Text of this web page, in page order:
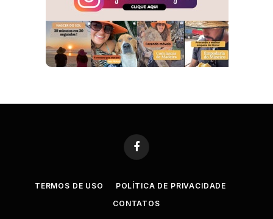
Facebook
TERMOS DE USO
POLÍTICA DE PRIVACIDADE
CONTATOS